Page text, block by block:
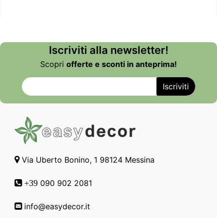
Iscriviti alla newsletter!
Scopri offerte e sconti in anteprima!
Via Uberto Bonino, 1 98124 Messina
+39 090 902 2081
info@easydecor.it